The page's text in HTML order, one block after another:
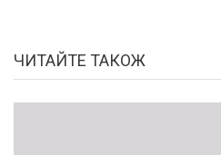
ЧИТАЙТЕ ТАКОЖ